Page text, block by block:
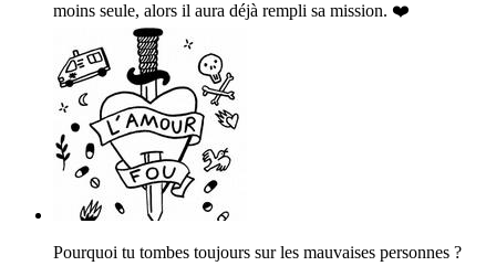
moins seule, alors il aura déjà rempli sa mission. ❤️
Pourquoi tu tombes toujours sur les mauvaises personnes ?